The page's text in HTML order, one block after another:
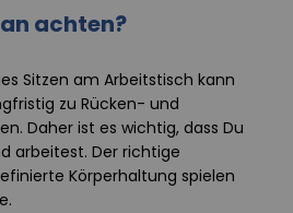
achten?
Sitzen am Arbeitstisch kann
zu Rücken- und
Daher ist es wichtig, dass Du
arbeitest. Der richtige
Körperhaltung spielen